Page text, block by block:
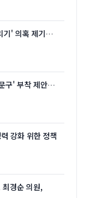
기' 의혹 제기…
구' 부착 제안…
강화 위한 정책
경순 의원,